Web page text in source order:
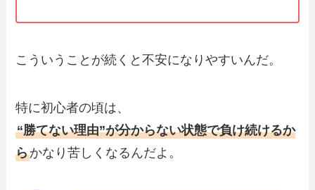
こういうことが続くと不安になりやすいんだ。
特に初心者の頃は、
“勝てない理由”が分からない状態で負け続けるか
らかなり苦しくなるんだよ。